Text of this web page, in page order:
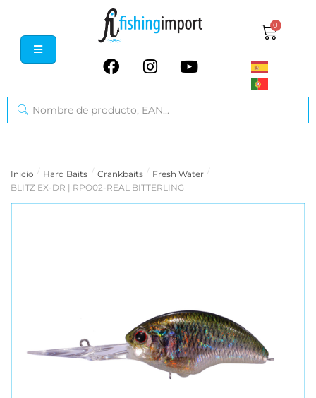
0
Inicio / Hard Baits / Crankbaits / Fresh Water /
BLITZ EX-DR | RPO02-REAL BITTERLING